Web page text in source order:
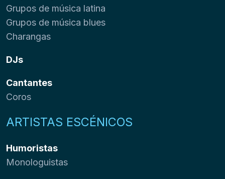
Grupos de música latina
Grupos de música blues
Charangas
DJs
Cantantes
Coros
ARTISTAS ESCÉNICOS
Humoristas
Monologuistas